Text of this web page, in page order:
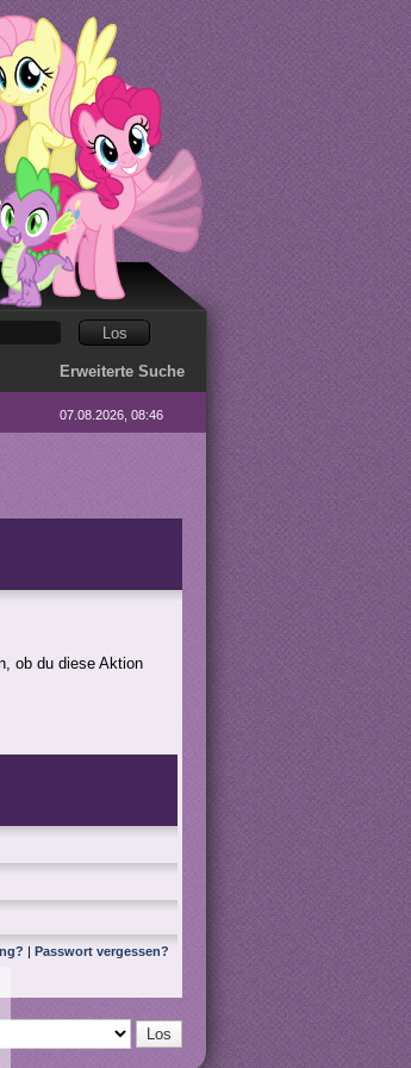
Erweiterte Suche
07.08.2026, 08:46
ob du diese Aktion
| Passwort vergessen?